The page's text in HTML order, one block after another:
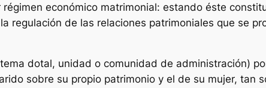
económico matrimonial: estando éste
regulación de las relaciones patrimoniales que se
dotal, unidad o comunidad de administración)
sobre su propio patrimonio y el de su mujer, tan